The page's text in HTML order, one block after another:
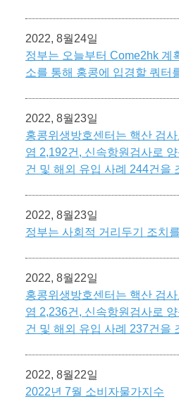
2022, 8월24일
정부는 오늘부터 Come2hk 계
소를 통해 홍콩에 입경할 쿼터
2022, 8월23일
홍콩위생방호센터는 핵산 검
염 2,192건, 신속항원검사로
건 및 해외 유입 사례 244건을
2022, 8월23일
정부는 사회적 거리두기 조치
2022, 8월22일
홍콩위생방호센터는 핵산 검
염 2,236건, 신속항원검사로
건 및 해외 유입 사례 237건을
2022, 8월22일
2022년 7월 소비자물가지수